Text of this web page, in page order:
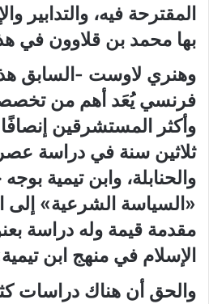
المقترحة فيه، والتدابير
بها محمد بن قلاوون في
وهنري لاوست -السابق
فرنسي يُعَد أهم من
وأكثر المستشرقين
ثلاثين سنة في دراسة عصر
والحنابلة، وابن تيمية
«السياسة الشرعية» إلى
مقدمة قيمة وله دراسة
الإسلام في منهج ابن
والحق أن هناك دراسات